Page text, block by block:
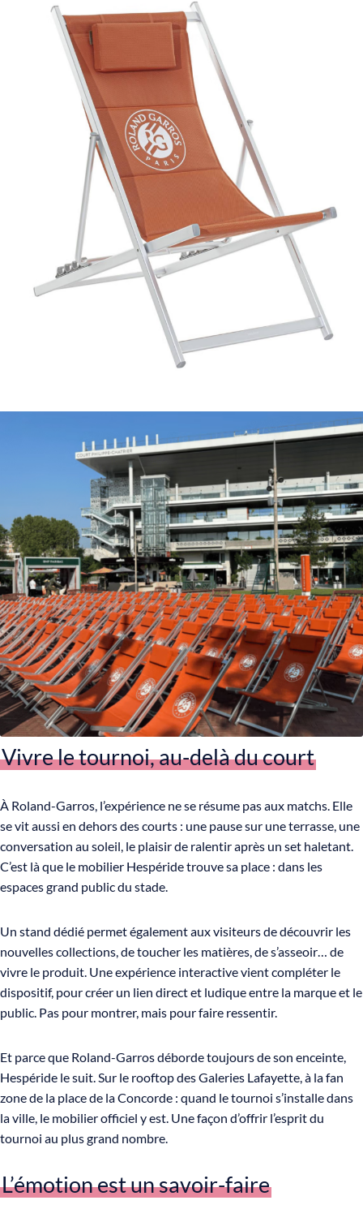
Vivre le tournoi, au-delà du court
À Roland-Garros, l’expérience ne se résume pas aux matchs. Elle
se vit aussi en dehors des courts : une pause sur une terrasse, une
conversation au soleil, le plaisir de ralentir après un set haletant.
C’est là que le mobilier Hespéride trouve sa place : dans les
espaces grand public du stade.
Un stand dédié permet également aux visiteurs de découvrir les
nouvelles collections, de toucher les matières, de s’asseoir… de
vivre le produit. Une expérience interactive vient compléter le
dispositif, pour créer un lien direct et ludique entre la marque et le
public. Pas pour montrer, mais pour faire ressentir.
Et parce que Roland-Garros déborde toujours de son enceinte,
Hespéride le suit. Sur le rooftop des Galeries Lafayette, à la fan
zone de la place de la Concorde : quand le tournoi s’installe dans
la ville, le mobilier officiel y est. Une façon d’offrir l’esprit du
tournoi au plus grand nombre.
L’émotion est un savoir-faire